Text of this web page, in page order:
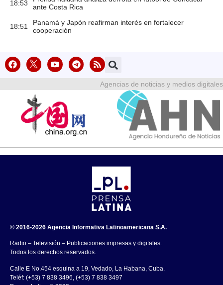
18:53
ante Costa Rica
18:51
Panamá y Japón reafirman interés en fortalecer
cooperación
Agencias de noticias y medios digitales
© 2016-2026 Agencia Informativa Latinoamericana S.A.
Radio – Televisión – Publicaciones impresas y digitales.
Todos los derechos reservados.
Calle E No.454 esquina a 19, Vedado, La Habana, Cuba.
Teléf: (+53) 7 838 3496, (+53) 7 838 3497